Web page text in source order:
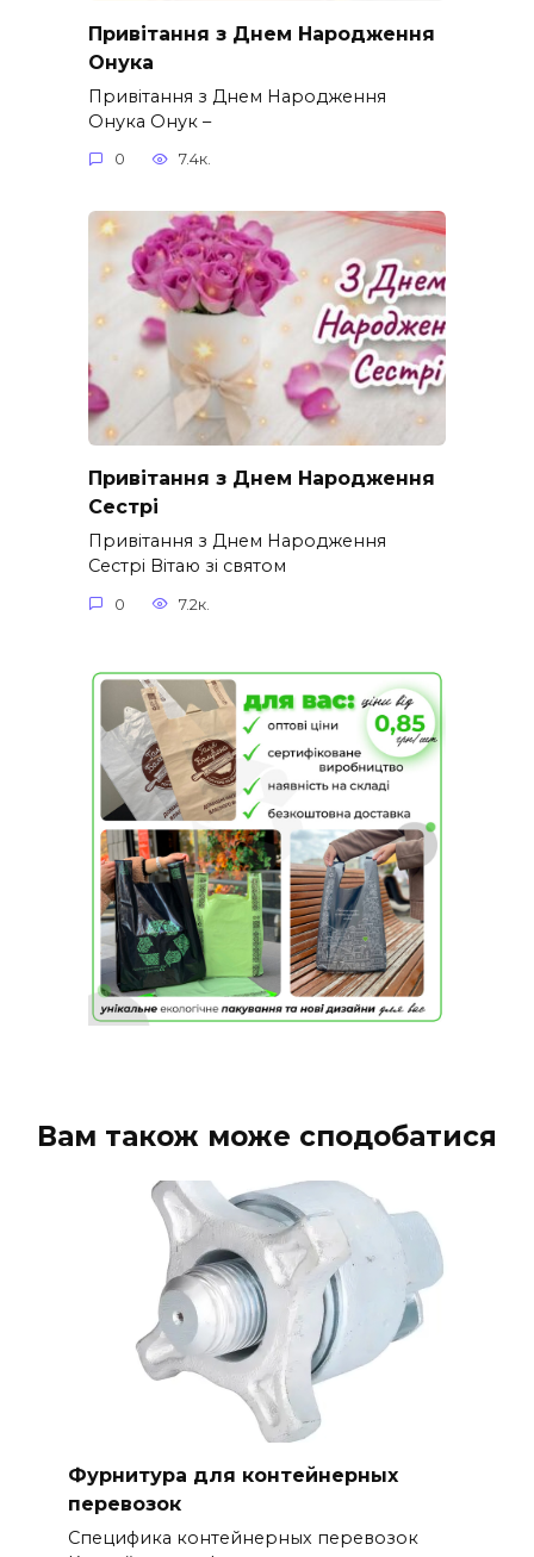
Привітання з Днем Народження
Онука
Привітання з Днем Народження
Онука Онук –
0 7.4к.
Привітання з Днем Народження
Сестрі
Привітання з Днем Народження
Сестрі Вітаю зі святом
0 7.2к.
Вам також може сподобатися
Фурнитура для контейнерных
перевозок
Специфика контейнерных перевозок